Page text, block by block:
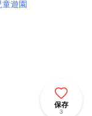
保存
3